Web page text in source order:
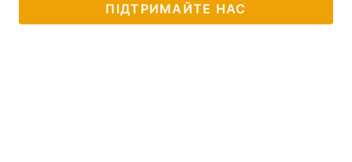
ПІДТРИМАЙТЕ НАС